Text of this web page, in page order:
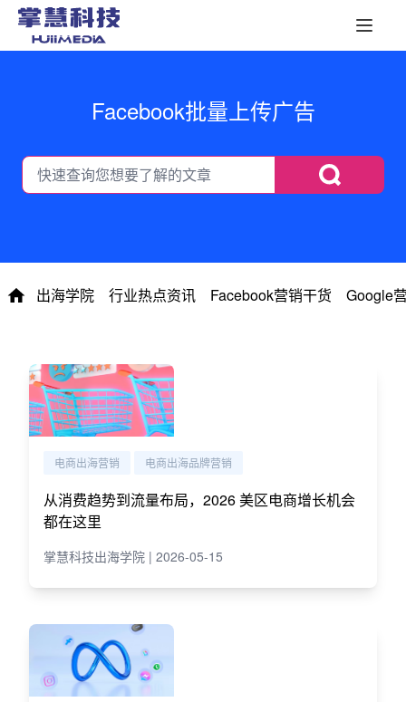
Facebook批量上传广告
出海学院 行业热点资讯 Facebook营销干货 Google
电商出海营销 电商出海品牌营销
从消费趋势到流量布局，2026 美区电商增长机会
都在这里
掌慧科技出海学院 | 2026-05-15